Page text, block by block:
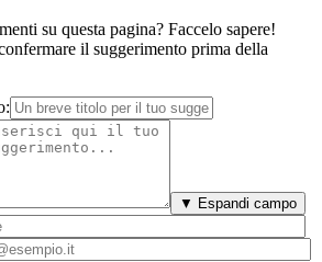
su questa pagina? Faccelo sapere!
il suggerimento prima della
▼ Espandi campo